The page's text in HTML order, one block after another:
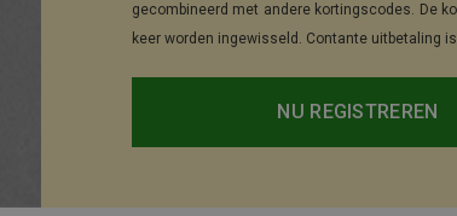
gecombineerd met andere kortingscodes. De
keer worden ingewisseld. Contante uitbetaling
NU REGISTREREN